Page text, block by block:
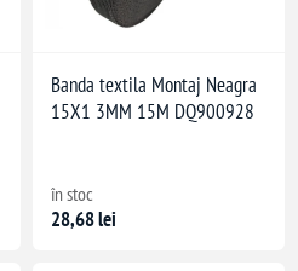
Banda textila Montaj Neagra
15X1 3MM 15M DQ900928
în stoc
28,68 lei